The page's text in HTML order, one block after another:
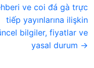
ve coi đá gà trực
tiếp yayınlarına ilişkin
bilgiler, fiyatlar ve
yasal durum →